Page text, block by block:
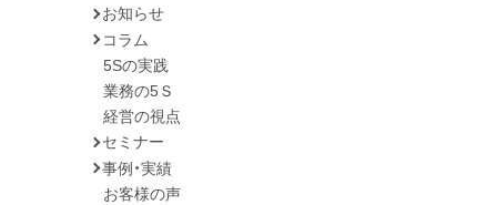
お知らせ
コラム
5Sの実践
業務の5Ｓ
経営の視点
セミナー
事例・実績
お客様の声